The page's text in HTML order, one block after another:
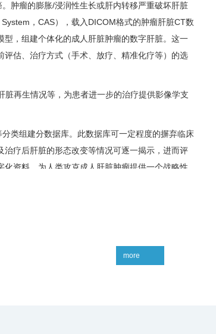
肿瘤的膨胀/浸润性生长或肝内转移严重破坏肝脏
，CAS），载入DICOM格式的肿瘤肝脏CT数
，组建个体化的成人肝脏肿瘤的数字肝脏。这一
估、治疗方式（手术、放疗、精准化疗等）的选
再生情况等，为患者进一步的治疗提供影像学支
类组建分数据库。此数据库可一定程度的摒弃临床
疗后肝脏的形态改变等情况可逐一揭示，进而评
资料，为人类攻克成人肝脏肿瘤提供一个战略性
、治疗方式（手术、放疗、精准化疗等）的选
more